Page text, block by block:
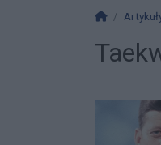
Strona